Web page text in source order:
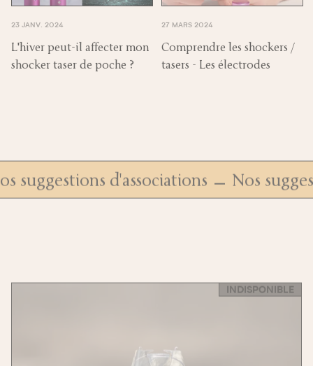
23 JANV. 2024
L'hiver peut-il affecter mon
shocker taser de poche ?
27 MARS 2024
Comprendre les shockers /
tasers - Les électrodes
Nos suggestions d'associations Nos
INDISPONIBLE